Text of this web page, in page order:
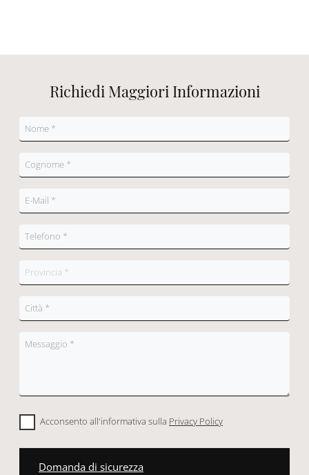
Richiedi Maggiori Informazioni
Acconsento all'informativa sulla Privacy Policy
Domanda di sicurezza